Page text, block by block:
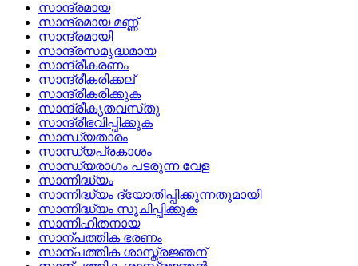
സാന്ദ്രമായ
സാന്ദ്രമായ മണ്ണ്
സാന്ദ്രമായി
സാന്ദ്രസമൃദ്ധമായ
സാന്ദ്രീകരണം
സാന്ദ്രീകരിക്കല്
സാന്ദ്രീകരിക്കുക
സാന്ദ്രീകൃതവസ്‌തു
സാന്ദ്രീഭവിപ്പിക്കുക
സാന്ധ്യതാരം
സാന്ധ്യപ്രകാശം
സാന്ധ്യരാഗം പടരുന്ന വേള
സാന്നിദ്ധ്യം
സാന്നിദ്ധ്യം ദ്യോതിപ്പിക്കുന്നതുമായി
സാന്നിദ്ധ്യം സൂചിപ്പിക്കുക
സാന്നിഹിതനായ
സാന്പത്തിക ഭരണം
സാന്പത്തിക ശാസ്ത്രജ്ഞന്